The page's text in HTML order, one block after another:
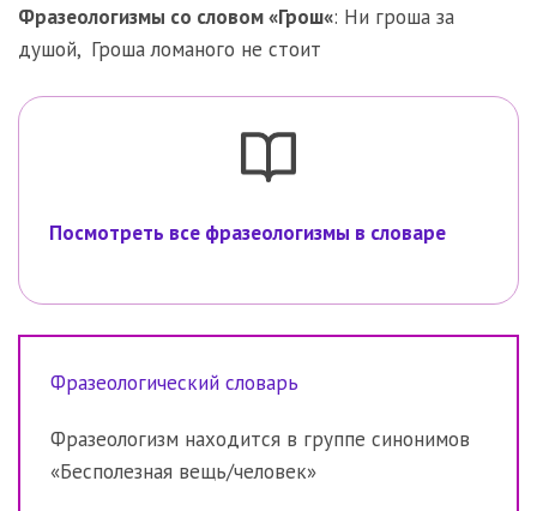
Фразеологизмы со словом «Грош«: Ни гроша за
душой, Гроша ломаного не стоит
Посмотреть все фразеологизмы в словаре
Фразеологический словарь
Фразеологизм находится в группе синонимов
«Бесполезная вещь/человек»